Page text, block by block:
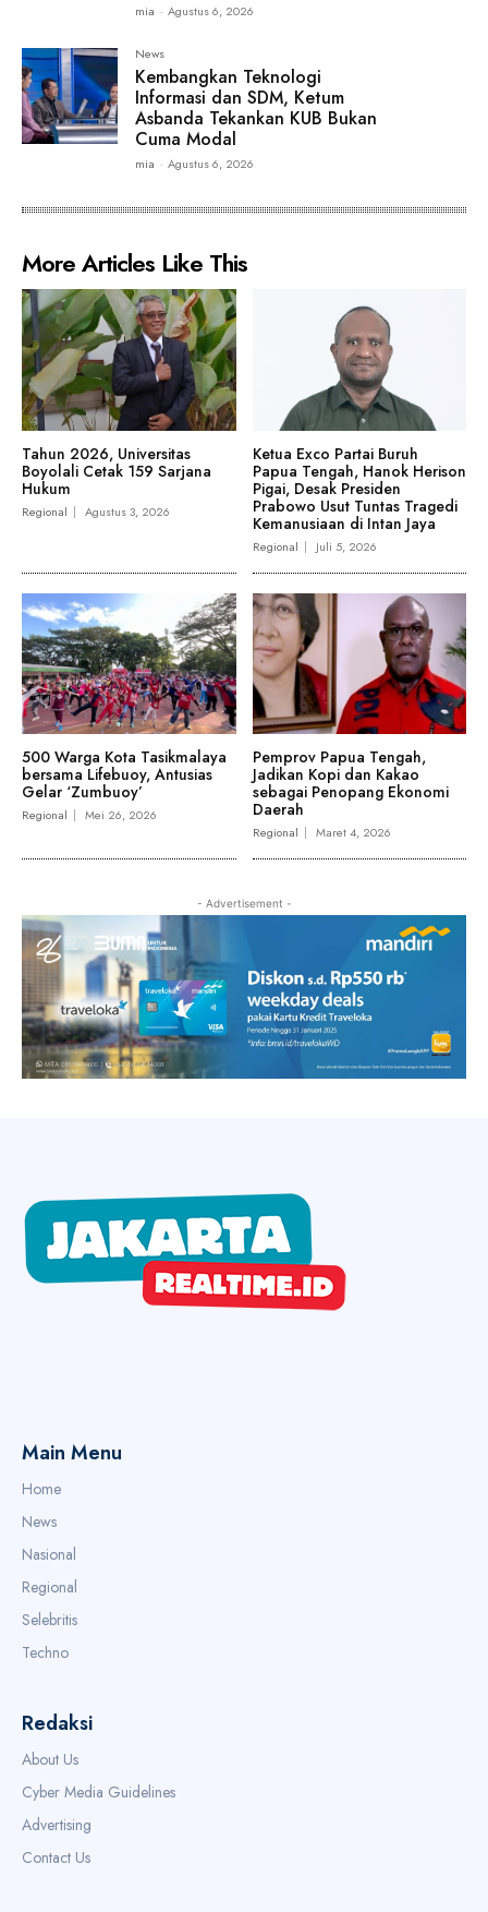
mia - Agustus 6, 2026
News
Kembangkan Teknologi
Informasi dan SDM, Ketum
Asbanda Tekankan KUB Bukan
Cuma Modal
mia - Agustus 6, 2026
More Articles Like This
Tahun 2026, Universitas
Boyolali Cetak 159 Sarjana
Hukum
Regional Agustus 3, 2026
Ketua Exco Partai Buruh
Papua Tengah, Hanok Herison
Pigai, Desak Presiden
Prabowo Usut Tuntas Tragedi
Kemanusiaan di Intan Jaya
Regional Juli 5, 2026
500 Warga Kota Tasikmalaya
bersama Lifebuoy, Antusias
Gelar ‘Zumbuoy’
Regional Mei 26, 2026
Pemprov Papua Tengah,
Jadikan Kopi dan Kakao
sebagai Penopang Ekonomi
Daerah
Regional Maret 4, 2026
- Advertisement -
Main Menu
Home
News
Nasional
Regional
Selebritis
Techno
Redaksi
About Us
Cyber Media Guidelines
Advertising
Contact Us